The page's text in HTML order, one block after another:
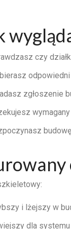
czy
zgłoszenie
budowę
i lżejszy w
dla